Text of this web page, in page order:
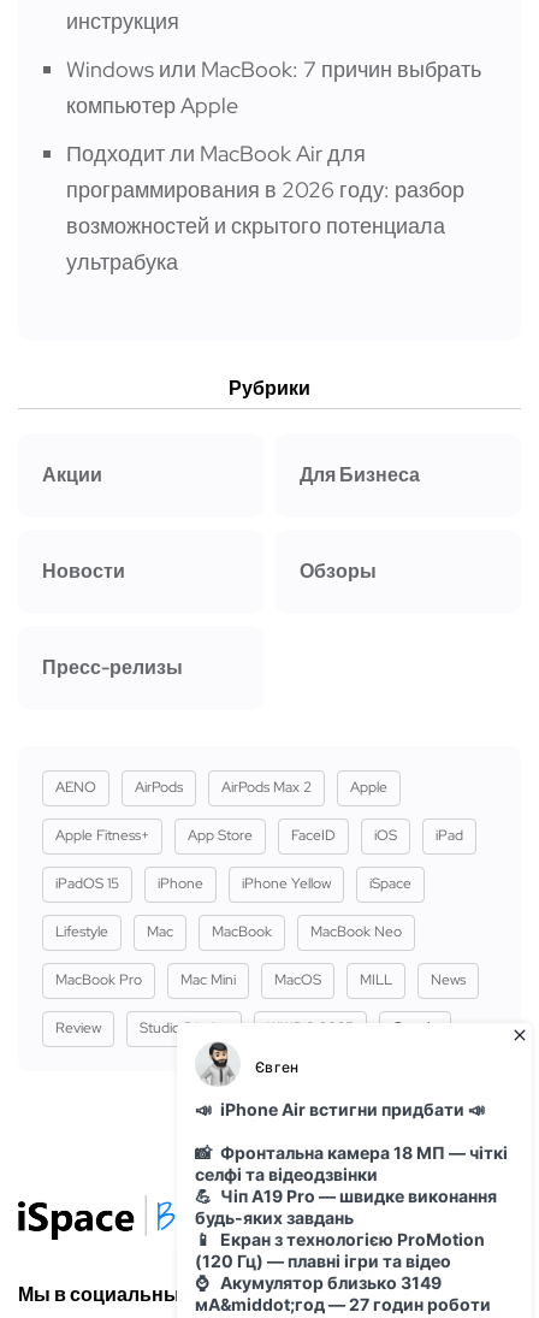
инструкция
Windows или MacBook: 7 причин выбрать
компьютер Apple
Подходит ли MacBook Air для
программирования в 2026 году: разбор
возможностей и скрытого потенциала
ультрабука
Рубрики
Акции Для Бизнеса
Новости Обзоры
Пресс-релизы
AENO AirPods AirPods Max 2 Apple
Apple Fitness+ App Store FaceID iOS iPad
iPadOS 15 iPhone iPhone Yellow iSpace
Lifestyle Mac MacBook MacBook Neo
MacBook Pro Mac Mini MacOS MILL News
Review Studio Display WWDC 2025 Сервіс
Мы в социальных сетях: